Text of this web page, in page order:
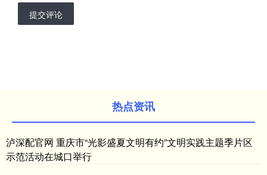
提交评论
热点资讯
泸深配官网 重庆市“光影盛夏文明有约”文明实践主题季片区
示范活动在城口举行